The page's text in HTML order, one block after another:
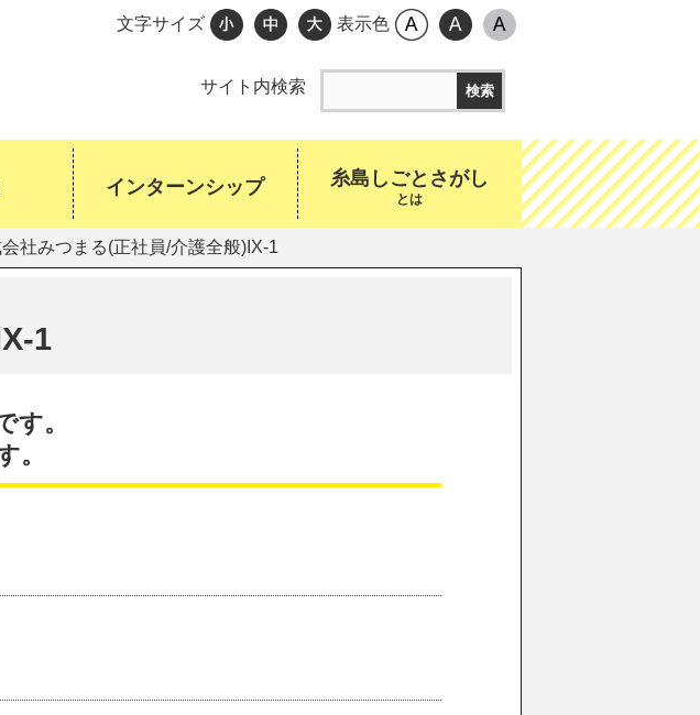
文字サイズ 表示色
サイト内検索
インターンシップ 糸島しごとさがし
とは
社みつまる(正社員/介護全般)IX-1
1
す。
。